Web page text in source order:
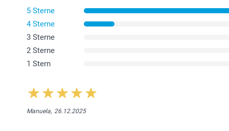
5 Sterne
4 Sterne
3 Sterne
2 Sterne
1 Stern
Manuela, 26.12.2025